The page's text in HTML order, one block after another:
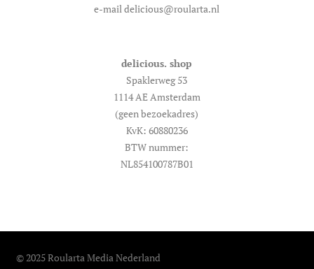
e-mail delicious@roularta.nl
delicious. shop
Spaklerweg 53
1114 AE Amsterdam
(geen bezoekadres)
KvK: 60880236
BTW nummer:
NL854100787B01
© 2025 Roularta Media Nederland